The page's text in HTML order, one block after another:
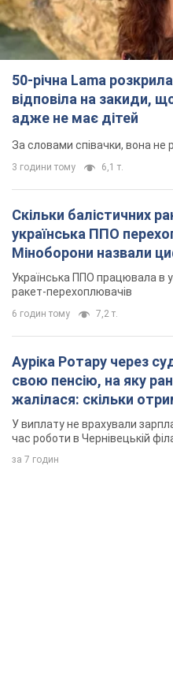
Скільки балістичних
українська ППО
Міноборони назвали
Українська ППО працювала в
ракет-перехоплювачів
6 годин тому
Ауріка Ротару через
свою пенсію, на яку
жалілася: скільки
співачка
У виплату не врахували
час роботи в Чернівецькій
за 7 годин